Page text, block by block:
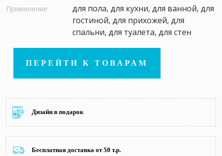
Применение
для пола, для кухни, для ванной, для
гостиной, для прихожей, для
спальни, для туалета, для стен
ПЕРЕЙТИ К ТОВАРАМ
Дизайн в подарок
Бесплатная доставка от 50 т.р.